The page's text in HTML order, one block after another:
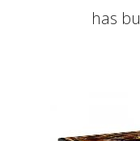
has